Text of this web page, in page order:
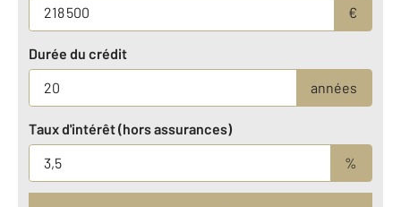
€
Durée du crédit
années
Taux d'intérêt (hors assurances)
%